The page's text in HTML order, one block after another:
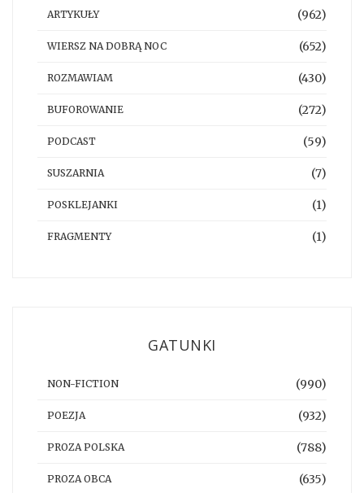
ARTYKUŁY (962)
WIERSZ NA DOBRĄ NOC (652)
ROZMAWIAM (430)
BUFOROWANIE (272)
PODCAST (59)
SUSZARNIA (7)
POSKLEJANKI (1)
FRAGMENTY (1)
GATUNKI
NON-FICTION (990)
POEZJA (932)
PROZA POLSKA (788)
PROZA OBCA (635)